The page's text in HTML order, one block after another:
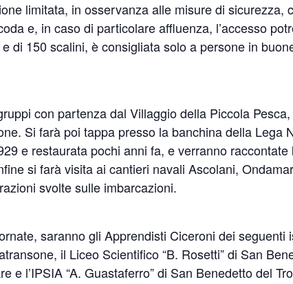
limitata, in osservanza alle misure di sicurezza,
e, in caso di particolare affluenza, l’accesso
di 150 scalini, è consigliata solo a persone in
con partenza dal Villaggio della Piccola
Si farà poi tappa presso la banchina della Lega
e restaurata pochi anni fa, e verranno
si farà visita ai cantieri navali Ascolani,
svolte sulle imbarcazioni.
saranno gli Apprendisti Ciceroni dei seguenti
il Liceo Scientifico “B. Rosetti” di San
e l’IPSIA “A. Guastaferro” di San Benedetto del